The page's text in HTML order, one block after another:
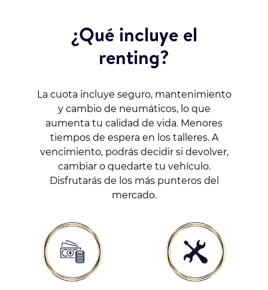
¿Qué incluye el
renting?
La cuota incluye seguro, mantenimiento
y cambio de neumáticos, lo que
aumenta tu calidad de vida. Menores
tiempos de espera en los talleres. A
vencimiento, podrás decidir si devolver,
cambiar o quedarte tu vehículo.
Disfrutarás de los más punteros del
mercado.